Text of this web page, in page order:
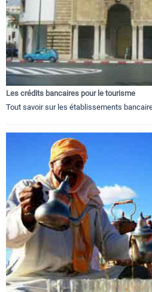
Les crédits bancaires pour le tourisme
Tout savoir sur les établissements